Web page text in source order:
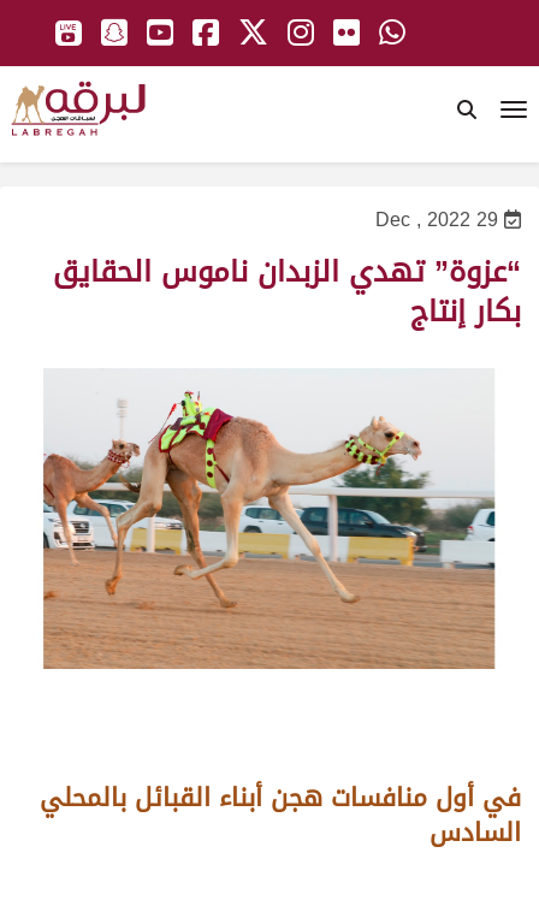
29 Dec , 2022
“عزوة” تهدي الزبدان ناموس الحقايق
بكار إنتاج
في أول منافسات هجن أبناء القبائل بالمحلي
السادس